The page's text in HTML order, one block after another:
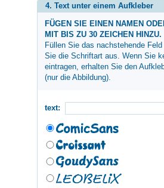
4. Text unter einem Aufkleber
FÜGEN SIE EINEN NAMEN
MIT BIS ZU 30 ZEICHEN HINZU.
Füllen Sie das nachstehende
Sie die Schriftart aus. Wenn Sie
eintragen, erhalten Sie den
(nur die Abbildung).
text: